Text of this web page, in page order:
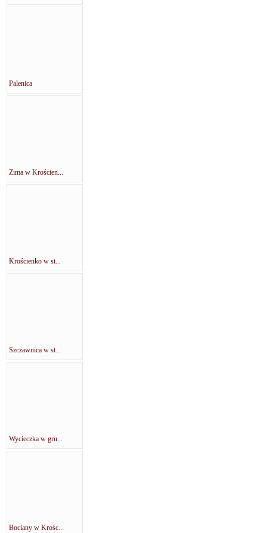
Palenica
Zima w Krościen...
Krościenko w st...
Szczawnica w st...
Wycieczka w gru...
Bociany w Krośc...